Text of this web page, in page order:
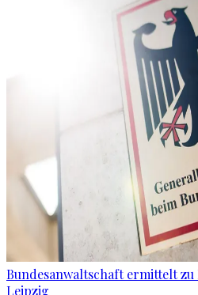
Bundesanwaltschaft ermittelt
Leipzig